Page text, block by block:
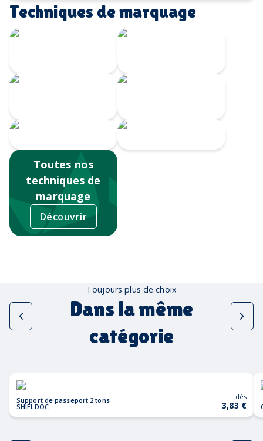
Techniques de marquage
Toutes nos
techniques de
marquage
Découvrir
Toujours plus de choix
Dans la même
catégorie
Support de passeport 2 tons
SHIELDOC
dès
3,83 €